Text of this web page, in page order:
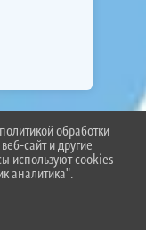
обработки
сайт и другие
используют cookies
аналитика".